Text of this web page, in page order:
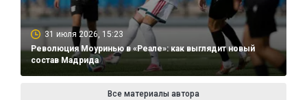
31 июля 2026, 15:23
Революция Моуринью в «Реале»: как выглядит новый
состав Мадрида
Все материалы автора